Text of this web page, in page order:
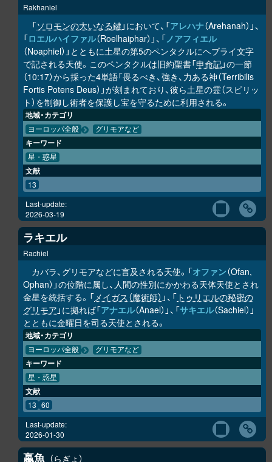
Rakhaniel
「ソロモンの大いなる鍵 」において、「アレハナ（Arehanah）」、
「ロエルハイファル（Roelhaiphar）」、「ノアフィエル
（Noaphiel）」とともに土星の第5のペンタクルにヘブライ文字
で記される天使。このペンタクルは旧約聖書「申命記」の一節
（10:17）から採った4単語「畏るべき、強き、力ある神（Terribilis
Fortis Potens Deus）」が刻まれており、彼ら土星の霊（スピリッ
ト）を制御し術者を保護し宝を守るために利用される。
地域・カテゴリ
ヨーロッパ全般 グリモアなど
キーワード
星・惑星
文献
13
Last-update:
2026-03-19
ラキエル
Rachiel
カバラ、グリモアなどに言及される天使。「オファン（Ofan,
Ophan）」の位階に属し、人間の性別にかかわる天体天使とされ
金星を統括する。「メイガス（魔術師） 」、「 トゥリエルの秘密の
グリモア 」に拠れば「アナエル（Anael）」、「サキエル（Sachiel）」
とともに金曜日を司る天使とされる。
地域・カテゴリ
ヨーロッパ全般 グリモアなど
キーワード
星・惑星
文献
13 60
Last-update:
2026-01-30
蠃魚 らぎょ